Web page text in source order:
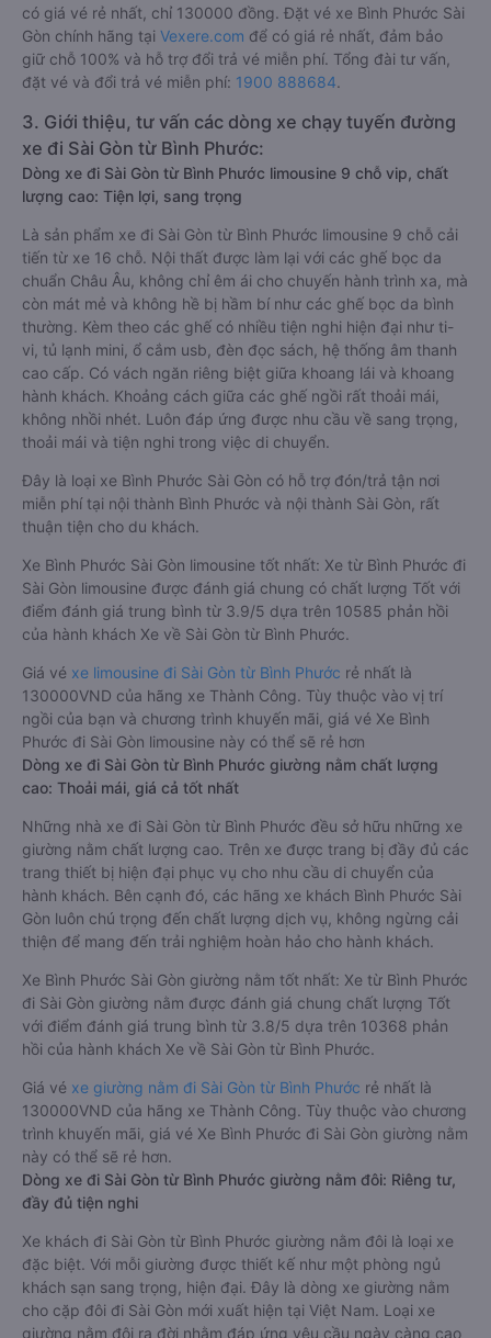
có giá vé rẻ nhất, chỉ 130000 đồng. Đặt vé xe Bình Phước Sài
Gòn chính hãng tại Vexere.com để có giá rẻ nhất, đảm bảo
giữ chỗ 100% và hỗ trợ đổi trả vé miễn phí. Tổng đài tư vấn,
đặt vé và đổi trả vé miễn phí: 1900 888684.
3. Giới thiệu, tư vấn các dòng xe chạy tuyến đường
xe đi Sài Gòn từ Bình Phước:
Dòng xe đi Sài Gòn từ Bình Phước limousine 9 chỗ vip, chất
lượng cao: Tiện lợi, sang trọng
Là sản phẩm xe đi Sài Gòn từ Bình Phước limousine 9 chỗ cải
tiến từ xe 16 chỗ. Nội thất được làm lại với các ghế bọc da
chuẩn Châu Âu, không chỉ êm ái cho chuyến hành trình xa, mà
còn mát mẻ và không hề bị hầm bí như các ghế bọc da bình
thường. Kèm theo các ghế có nhiều tiện nghi hiện đại như ti-
vi, tủ lạnh mini, ổ cắm usb, đèn đọc sách, hệ thống âm thanh
cao cấp. Có vách ngăn riêng biệt giữa khoang lái và khoang
hành khách. Khoảng cách giữa các ghế ngồi rất thoải mái,
không nhồi nhét. Luôn đáp ứng được nhu cầu về sang trọng,
thoải mái và tiện nghi trong việc di chuyển.
Đây là loại xe Bình Phước Sài Gòn có hỗ trợ đón/trả tận nơi
miễn phí tại nội thành Bình Phước và nội thành Sài Gòn, rất
thuận tiện cho du khách.
Xe Bình Phước Sài Gòn limousine tốt nhất: Xe từ Bình Phước đi
Sài Gòn limousine được đánh giá chung có chất lượng Tốt với
điểm đánh giá trung bình từ 3.9/5 dựa trên 10585 phản hồi
của hành khách Xe về Sài Gòn từ Bình Phước.
Giá vé xe limousine đi Sài Gòn từ Bình Phước rẻ nhất là
130000VND của hãng xe Thành Công. Tùy thuộc vào vị trí
ngồi của bạn và chương trình khuyến mãi, giá vé Xe Bình
Phước đi Sài Gòn limousine này có thể sẽ rẻ hơn
Dòng xe đi Sài Gòn từ Bình Phước giường nằm chất lượng
cao: Thoải mái, giá cả tốt nhất
Những nhà xe đi Sài Gòn từ Bình Phước đều sở hữu những xe
giường nằm chất lượng cao. Trên xe được trang bị đầy đủ các
trang thiết bị hiện đại phục vụ cho nhu cầu di chuyển của
hành khách. Bên cạnh đó, các hãng xe khách Bình Phước Sài
Gòn luôn chú trọng đến chất lượng dịch vụ, không ngừng cải
thiện để mang đến trải nghiệm hoàn hảo cho hành khách.
Xe Bình Phước Sài Gòn giường nằm tốt nhất: Xe từ Bình Phước
đi Sài Gòn giường nằm được đánh giá chung chất lượng Tốt
với điểm đánh giá trung bình từ 3.8/5 dựa trên 10368 phản
hồi của hành khách Xe về Sài Gòn từ Bình Phước.
Giá vé xe giường nằm đi Sài Gòn từ Bình Phước rẻ nhất là
130000VND của hãng xe Thành Công. Tùy thuộc vào chương
trình khuyến mãi, giá vé Xe Bình Phước đi Sài Gòn giường nằm
này có thể sẽ rẻ hơn.
Dòng xe đi Sài Gòn từ Bình Phước giường nằm đôi: Riêng tư,
đầy đủ tiện nghi
Xe khách đi Sài Gòn từ Bình Phước giường nằm đôi là loại xe
đặc biệt. Với mỗi giường được thiết kế như một phòng ngủ
khách sạn sang trọng, hiện đại. Đây là dòng xe giường nằm
cho cặp đôi đi Sài Gòn mới xuất hiện tại Việt Nam. Loại xe
giường nằm đôi ra đời nhằm đáp ứng yêu cầu ngày càng cao